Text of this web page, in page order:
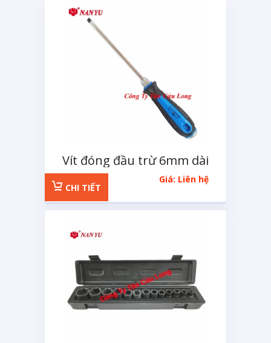
Vít đóng đầu trừ 6mm dài
100mm
Giá: Liên hệ
CHI TIẾT